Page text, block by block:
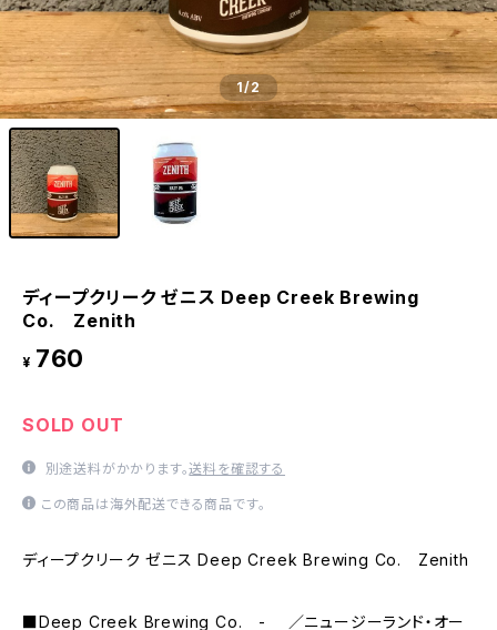
1/2
ディープクリーク ゼニス Deep Creek Brewing
Co. Zenith
¥ 760
SOLD OUT
別途送料がかかります。送料を確認する
この商品は海外配送できる商品です。
ディープクリーク ゼニス Deep Creek Brewing Co. Zenith
■Deep Creek Brewing Co. - ／ニュージーランド・オー